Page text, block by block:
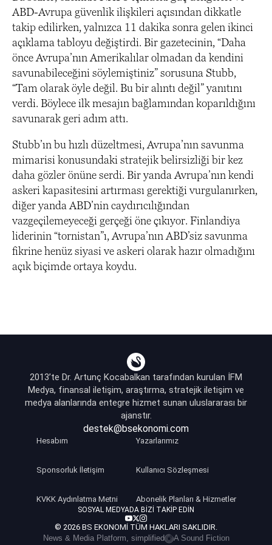
ABD-Avrupa güvenlik ilişkileri açısından dikkatle
takip edilirken, yalnızca 11 dakika sonra gelen ikinci
açıklama tabloyu değiştirdi. Bir gazetecinin, “Daha
önce Avrupa’nın Amerikalılar olmadan da kendini
savunabileceğini söylemiştiniz” sorusuna Stubb,
“Tam olarak öyle değil. Bu bir alıntı değil” yanıtını
verdi. Böylece ilk mesajın bağlamından koparıldığını
savunarak geri adım attı.
Stubb’ın bu hızlı düzeltmesi, Avrupa’nın savunma
mimarisi konusundaki stratejik belirsizliği bir kez
daha gözler önüne serdi. Bir yanda Avrupa’nın kendi
askeri kapasitesini artırması gerektiği vurgulanırken,
diğer yanda ABD’nin caydırıcılığından
vazgeçilemeyeceği gerçeği öne çıkıyor. Finlandiya
liderinin “tornistan”ı, Avrupa’nın ABD’siz savunma
fikrine henüz siyasi ve askeri olarak hazır olmadığını
açık biçimde ortaya koydu.
2013’te Dr. Artunç Kocabalkan tarafından kurulan İFM
Medya, finansal iletişim, araştırma, stratejik iletişim ve
medya alanlarında entegre hizmet sunan uluslararası bir
ajanstır.
destek@bsekonomi.com
Hesabım Yazarlarımız
Sponsorluk İletişim Kullanıcı Sözleşmesi
KVKK Aydınlatma Metni Abonelik Planları & Hizmetler
SOSYAL MEDYADA BIZI TAKIP EDIN
© 2026 BS EKONOMI TÜM HAKLARI SAKLIDIR.
News & Media Platform, simplified
A Sound Fiction